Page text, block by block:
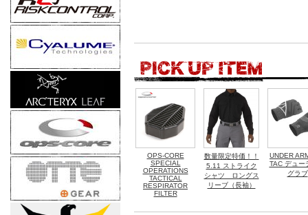
OPS-CORE
SPECIAL
OPERATIONS
TACTICAL
RESPIRATOR
FILTER
数量限定特価！！
5.11 ストライク
シャツ ロングス
リーブ（長袖）
UNDER
TAC デュー
グラブ